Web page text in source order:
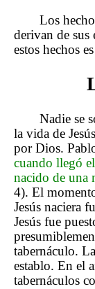
Los
derivan de sus
estos hechos
Nadie se
la vida de
por Dios.
cuando llegó
nacido de una
4). El
Jesús naciera
Jesús fue
tabernáculo.
establo. En el
tabernáculos